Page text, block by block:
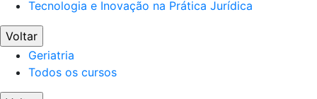
Tecnologia e Inovação na Prática Jurídica
Voltar
Geriatria
Todos os cursos